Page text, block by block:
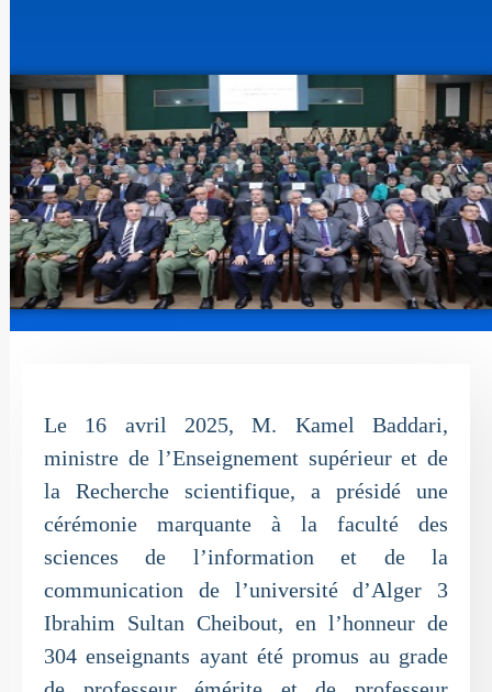
Le 16 avril 2025, M. Kamel Baddari,
ministre de l’Enseignement supérieur et de
la Recherche scientifique, a présidé une
cérémonie marquante à la faculté des
sciences de l’information et de la
communication de l’université d’Alger 3
Ibrahim Sultan Cheibout, en l’honneur de
304 enseignants ayant été promus au grade